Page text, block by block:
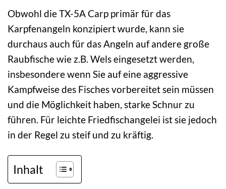
Obwohl die TX-5A Carp primär für das
Karpfenangeln konzipiert wurde, kann sie
durchaus auch für das Angeln auf andere große
Raubfische wie z.B. Wels eingesetzt werden,
insbesondere wenn Sie auf eine aggressive
Kampfweise des Fisches vorbereitet sein müssen
und die Möglichkeit haben, starke Schnur zu
führen. Für leichte Friedfischangelei ist sie jedoch
in der Regel zu steif und zu kräftig.
Inhalt